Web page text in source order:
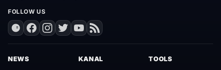
FOLLOW US
NEWS KANAL TOOLS